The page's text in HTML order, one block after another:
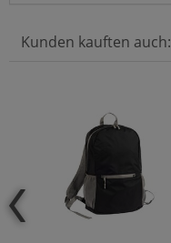
Kunden kauften auch: